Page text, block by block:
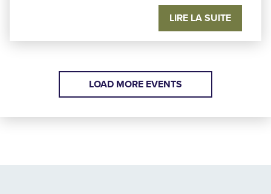
LIRE LA SUITE
LOAD MORE EVENTS